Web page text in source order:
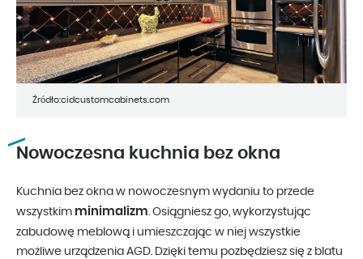
Źródło:cidcustomcabinets.com
Nowoczesna kuchnia bez okna
Kuchnia bez okna w nowoczesnym wydaniu to przede
wszystkim minimalizm. Osiągniesz go, wykorzystując
zabudowę meblową i umieszczając w niej wszystkie
możliwe urządzenia AGD. Dzięki temu pozbędziesz się z blatu